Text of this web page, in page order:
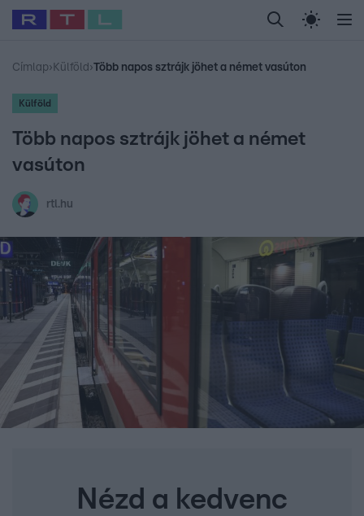
Legfrissebb RTL Híradó Randi Celeb vagyok,
Babits Marcella Most Wanted Gallusz
Címlap› Külföld ›Több napos sztrájk jöhet a német vasúton
Külföld
Több napos sztrájk jöhet a német
vasúton
rtl.hu
Nézd a kedvenc